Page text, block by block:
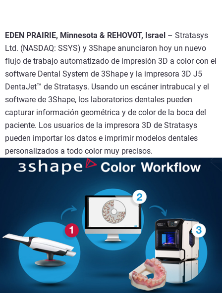
EDEN PRAIRIE, Minnesota & REHOVOT, Israel – Stratasys
Ltd. (NASDAQ: SSYS) y 3Shape anunciaron hoy un nuevo
flujo de trabajo automatizado de impresión 3D a color con el
software Dental System de 3Shape y la impresora 3D J5
DentaJet™ de Stratasys. Usando un escáner intrabucal y el
software de 3Shape, los laboratorios dentales pueden
capturar información geométrica y de color de la boca del
paciente. Los usuarios de la impresora 3D de Stratasys
pueden importar los datos e imprimir modelos dentales
personalizados a todo color muy precisos.